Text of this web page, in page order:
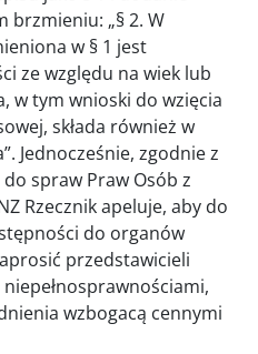
brzmieniu: „§ 2. W
w § 1 jest
ze względu na wiek lub
w tym wnioski do wzięcia
składa również w
Jednocześnie, zgodnie z
spraw Praw Osób z
Rzecznik apeluje, aby do
do organów
przedstawicieli
wzbogacą cennymi